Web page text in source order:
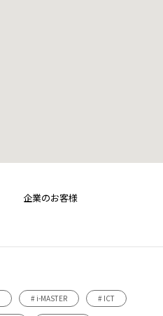
企業のお客様
# i-MASTER # ICT